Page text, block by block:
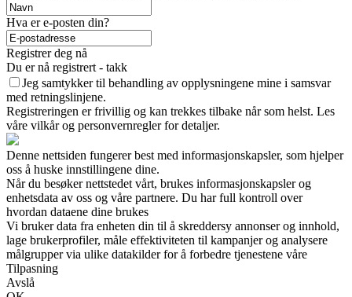
Hva er e-posten din?
Registrer deg nå
Du er nå registrert - takk
Jeg samtykker til behandling av opplysningene mine i samsvar
med retningslinjene.
Registreringen er frivillig og kan trekkes tilbake når som helst. Les
våre vilkår og personvernregler for detaljer.
Denne nettsiden fungerer best med informasjonskapsler, som hjelper
oss å huske innstillingene dine.
Når du besøker nettstedet vårt, brukes informasjonskapsler og
enhetsdata av oss og våre partnere. Du har full kontroll over
hvordan dataene dine brukes
Vi bruker data fra enheten din til å skreddersy annonser og innhold,
lage brukerprofiler, måle effektiviteten til kampanjer og analysere
målgrupper via ulike datakilder for å forbedre tjenestene våre
Tilpasning
Avslå